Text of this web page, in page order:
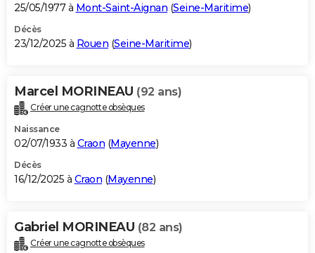
25/05/1977 à Mont-Saint-Aignan (Seine-Maritime)
Décès
23/12/2025 à Rouen (Seine-Maritime)
Marcel MORINEAU (92 ans)
Créer une cagnotte obsèques
Naissance
02/07/1933 à Craon (Mayenne)
Décès
16/12/2025 à Craon (Mayenne)
Gabriel MORINEAU (82 ans)
Créer une cagnotte obsèques